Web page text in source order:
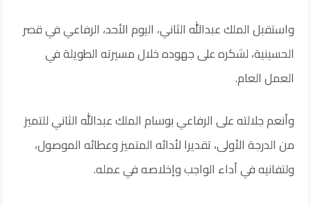
واستقبل الملك عبدالله الثاني، اليوم الأحد، الرفاعي في قصر
الحسينية، لشكره على جهوده خلال مسيرته الطويلة في
العمل العام.
وأنعم جلالته على الرفاعي بوسام الملك عبدالله الثاني للتميز
من الدرجة الأولى، تقديرا لأدائه المتميز وعطائه الموصول،
ولتفانيه في أداء الواجب وإخلاصه في عمله.